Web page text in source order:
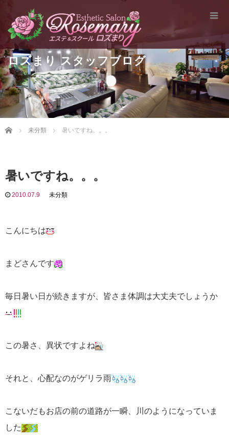
ロズまり スタッフブログ
Home 未分類 暑いですね。。。
暑いですね。。。
2010.07.9 未分類
こんにちは
まどさんです
毎日暑い日が続きますが、皆さま体調は大丈夫でしょうか
この暑さ、異状ですよね
それと、心配なのがゲリラ雨
こないだもお店の前の道路が一瞬、川のようになっていま
した